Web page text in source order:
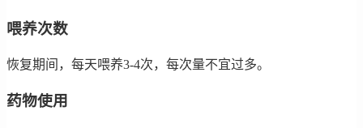
喂养次数
恢复期间，每天喂养3-4次，每次量不宜过多。
药物使用